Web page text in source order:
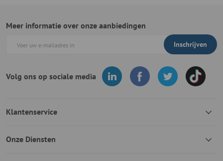
Meer informatie over onze aanbiedingen
Inschrijven
Volg ons op sociale media
Klantenservice
Onze Diensten